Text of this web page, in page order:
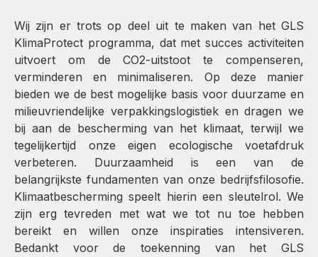
Wij zijn er trots op deel uit te maken van het GLS
KlimaProtect programma, dat met succes activiteiten
uitvoert om de CO2-uitstoot te compenseren,
verminderen en minimaliseren. Op deze manier
bieden we de best mogelijke basis voor duurzame en
milieuvriendelijke verpakkingslogistiek en dragen we
bij aan de bescherming van het klimaat, terwijl we
tegelijkertijd onze eigen ecologische voetafdruk
verbeteren. Duurzaamheid is een van de
belangrijkste fundamenten van onze bedrijfsfilosofie.
Klimaatbescherming speelt hierin een sleutelrol. We
zijn erg tevreden met wat we tot nu toe hebben
bereikt en willen onze inspiraties intensiveren.
Bedankt voor de toekenning van het GLS